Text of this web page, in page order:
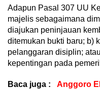
Adapun Pasal 307 UU
majelis sebagaimana
diajukan peninjauan
ditemukan bukti baru; b)
pelanggaran disiplin;
kepentingan pada
Baca juga :
Anggoro